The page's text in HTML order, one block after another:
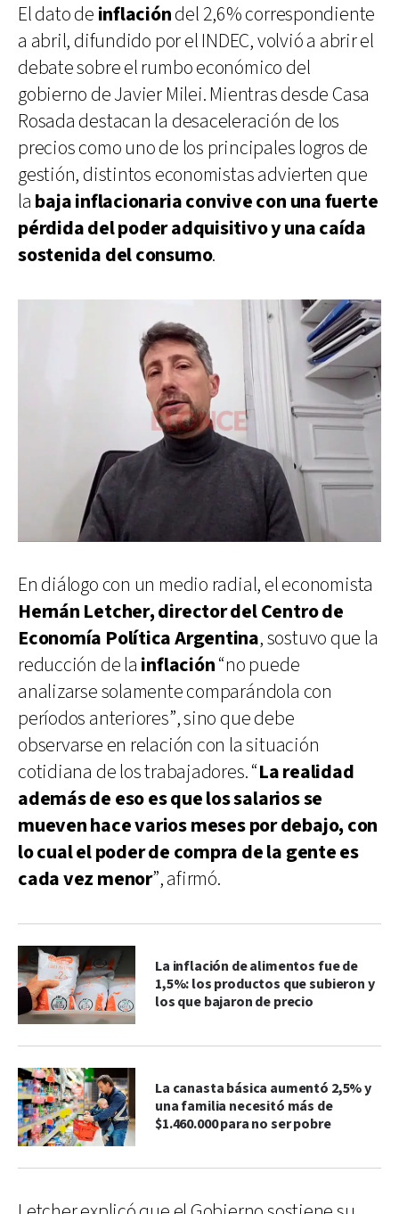
El dato de inflacióndel 2,6% correspondiente
a abril, difundido por el INDEC, volvió a abrir el
debate sobre el rumbo económico del
gobierno de Javier Milei. Mientras desde Casa
Rosada destacan la desaceleración de los
precios como uno de los principales logros de
gestión, distintos economistas advierten que
la baja inflacionaria convive con una fuerte
pérdida del poder adquisitivo y una caída
sostenida del consumo.
En diálogo con un medio radial, el economista
Hernán Letcher, director del Centro de
Economía Política Argentina, sostuvo que la
reducción de la inflación“no puede
analizarse solamente comparándola con
períodos anteriores”, sino que debe
observarse en relación con la situación
cotidiana de los trabajadores. “La realidad
además de eso es que los salarios se
mueven hace varios meses por debajo, con
lo cual el poder de compra de la gente es
cada vez menor”, afirmó.
La inflación de alimentos fue de
1,5%: los productos que subieron y
los que bajaron de precio
La canasta básica aumentó 2,5% y
una familia necesitó más de
$1.460.000 para no ser pobre